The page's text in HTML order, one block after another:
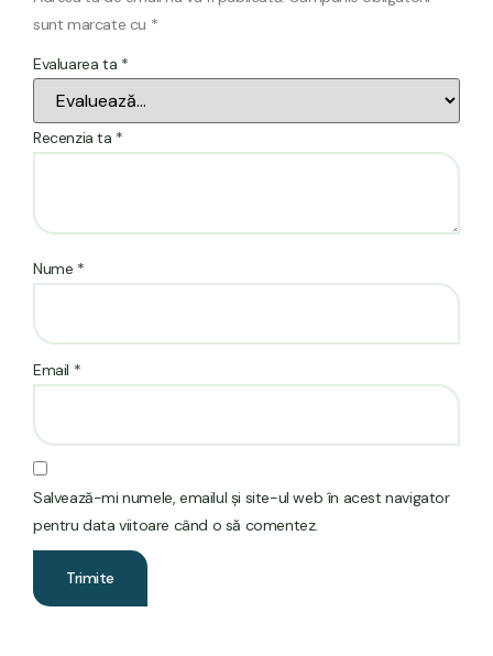
sunt marcate cu *
Evaluarea ta *
Recenzia ta *
Nume *
Email *
Salvează-mi numele, emailul și site-ul web în acest navigator
pentru data viitoare când o să comentez.